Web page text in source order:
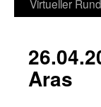
Virtueller
Aras